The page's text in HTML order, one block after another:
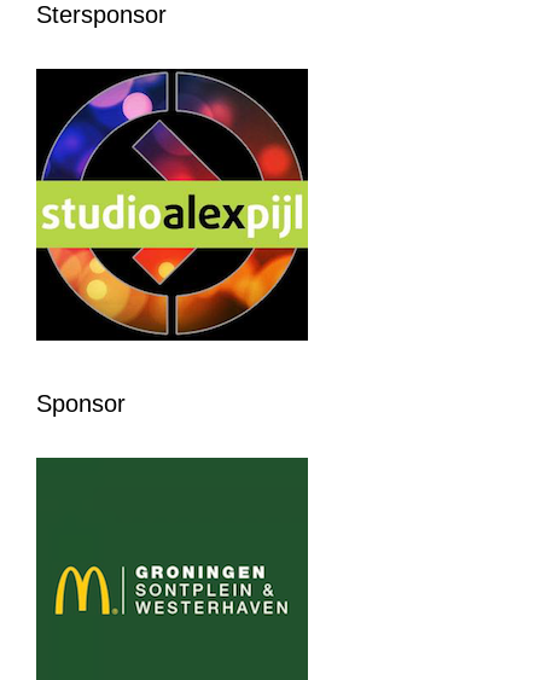
Stersponsor
Sponsor